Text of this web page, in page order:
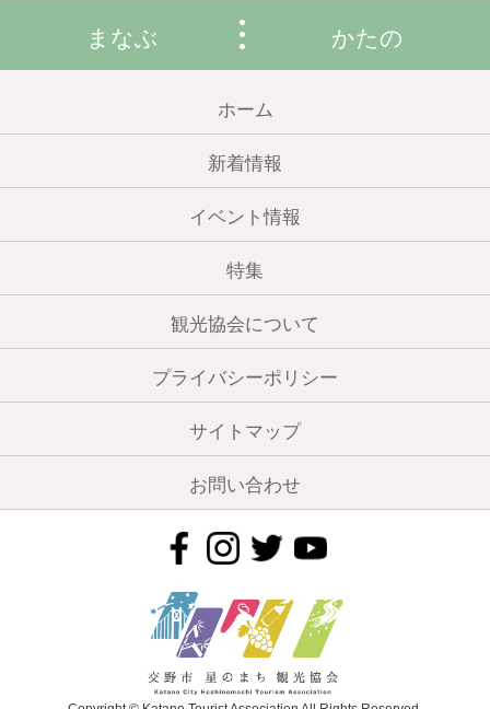
まなぶ かたの
ホーム
新着情報
イベント情報
特集
観光協会について
プライバシーポリシー
サイトマップ
お問い合わせ